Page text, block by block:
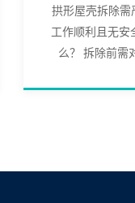
拱形屋壳拆除需
工作顺利且无安
么？ 拆除前需